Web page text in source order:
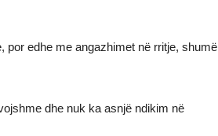
por edhe me angazhimet në rritje, shumë
dhe nuk ka asnjë ndikim në